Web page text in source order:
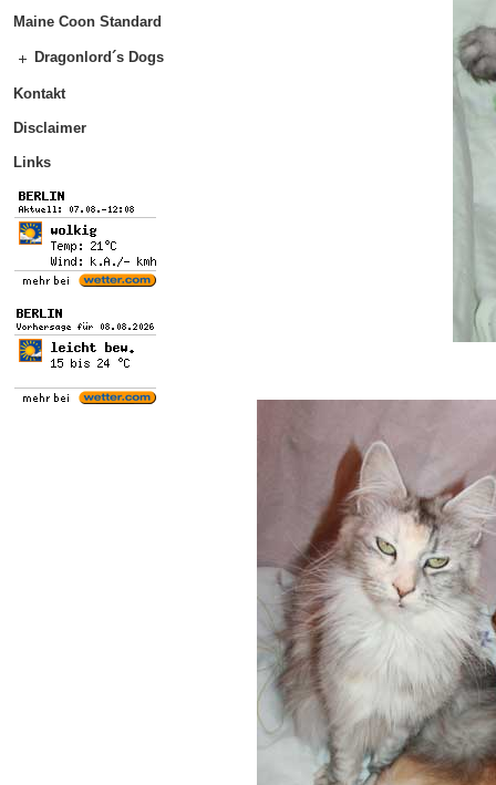
Maine Coon Standard
Dragonlord´s Dogs
Kontakt
Disclaimer
Links